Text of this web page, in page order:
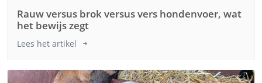
Rauw versus brok versus vers hondenvoer, wat
het bewijs zegt
Lees het artikel